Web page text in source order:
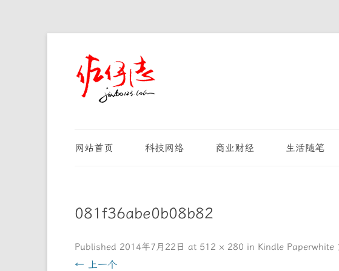
网站首页 科技网络 商业财经 生活随笔
081f36abe0b08b82
Published 2014年7月22日 at 512 × 280 in Kindle Paperwhite
← 上一个